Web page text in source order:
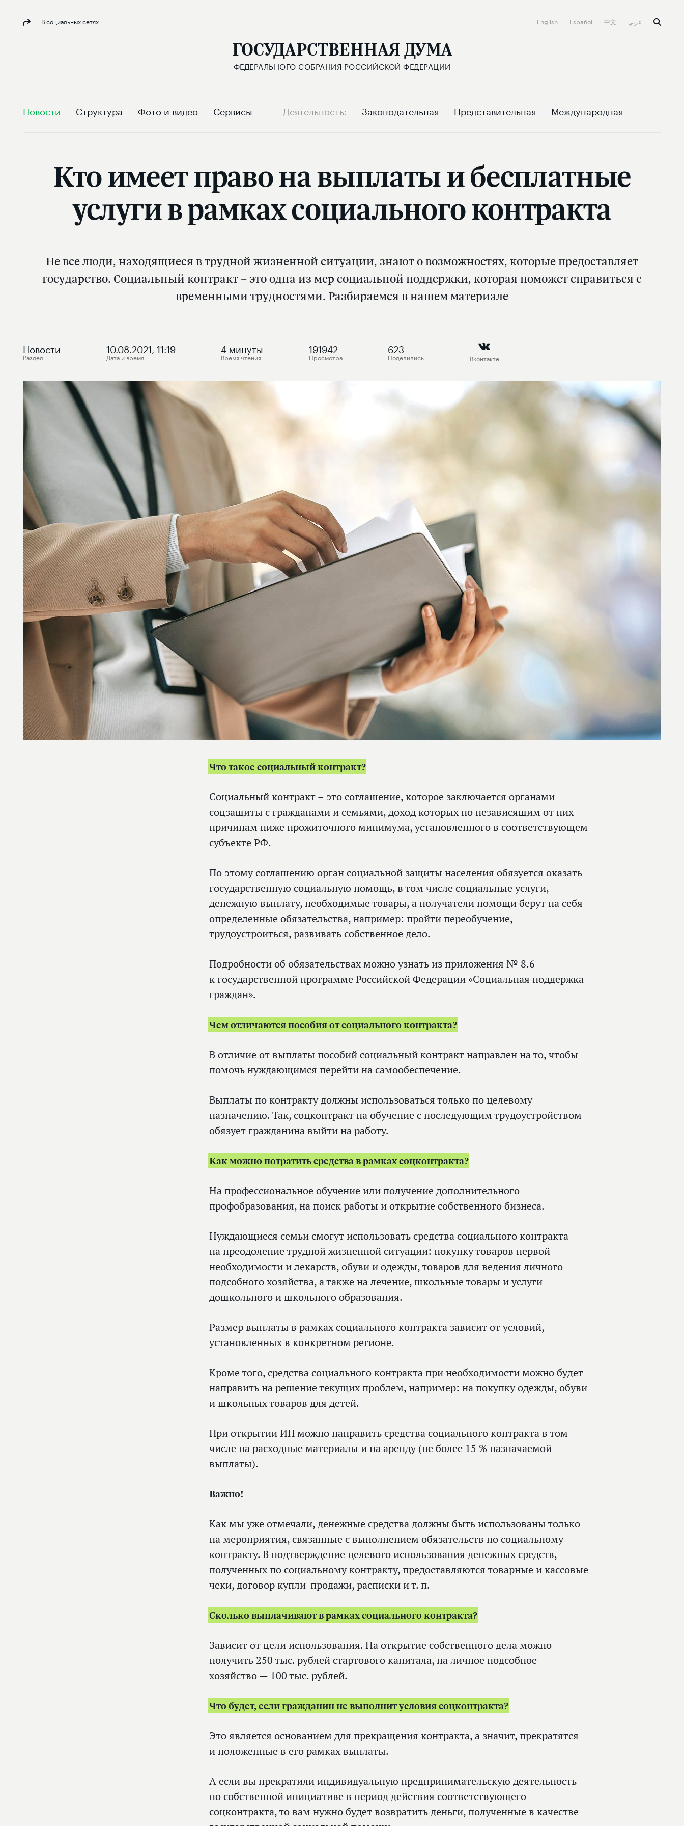
В социальных сетях English Español 中文
ГОСУДАРСТВЕННАЯ ДУМА
ФЕДЕРАЛЬНОГО СОБРАНИЯ РОССИЙСКОЙ ФЕДЕРАЦИИ
Новости Структура Фото и видео Сервисы Деятельность Законодательная Представительная Международная
Кто имеет право на выплаты и бесплатные
услуги в рамках социального контракта
Не все люди, находящиеся в трудной жизненной ситуации, знают о возможностях, которые предоставляет
государство. Социальный контракт – это одна из мер социальной поддержки, которая поможет справиться с
временными трудностями. Разбираемся в нашем материале
Новости
Раздел
10.08.2021, 11:19
Дата и время
4 минуты
Время чтения
191942
Просмотра
623
Поделились Вконтакте
Что такое социальный контракт?
Социальный контракт – это соглашение, которое заключается органами
соцзащиты с гражданами и семьями, доход которых по независящим от них
причинам ниже прожиточного минимума, установленного в соответствующем
субъекте РФ.
По этому соглашению орган социальной защиты населения обязуется оказать
государственную социальную помощь, в том числе социальные услуги,
денежную выплату, необходимые товары, а получатели помощи берут на себя
определенные обязательства, например: пройти переобучение,
трудоустроиться, развивать собственное дело.
Подробности об обязательствах можно узнать из приложения № 8.6
к государственной программе Российской Федерации «Социальная поддержка
граждан».
Чем отличаются пособия от социального контракта?
В отличие от выплаты пособий социальный контракт направлен на то, чтобы
помочь нуждающимся перейти на самообеспечение.
Выплаты по контракту должны использоваться только по целевому
назначению. Так, соцконтракт на обучение с последующим трудоустройством
обязует гражданина выйти на работу.
Как можно потратить средства в рамках соцконтракта?
На профессиональное обучение или получение дополнительного
профобразования, на поиск работы и открытие собственного бизнеса.
Нуждающиеся семьи смогут использовать средства социального контракта
на преодоление трудной жизненной ситуации: покупку товаров первой
необходимости и лекарств, обуви и одежды, товаров для ведения личного
подсобного хозяйства, а также на лечение, школьные товары и услуги
дошкольного и школьного образования.
Размер выплаты в рамках социального контракта зависит от условий,
установленных в конкретном регионе.
Кроме того, средства социального контракта при необходимости можно будет
направить на решение текущих проблем, например: на покупку одежды, обуви
и школьных товаров для детей.
При открытии ИП можно направить средства социального контракта в том
числе на расходные материалы и на аренду (не более 15 % назначаемой
выплаты).
Важно!
Как мы уже отмечали, денежные средства должны быть использованы только
на мероприятия, связанные с выполнением обязательств по социальному
контракту. В подтверждение целевого использования денежных средств,
полученных по социальному контракту, предоставляются товарные и кассовые
чеки, договор купли-продажи, расписки и т. п.
Сколько выплачивают в рамках социального контракта?
Зависит от цели использования. На открытие собственного дела можно
получить 250 тыс. рублей стартового капитала, на личное подсобное
хозяйство — 100 тыс. рублей.
Что будет, если гражданин не выполнит условия соцконтракта?
Это является основанием для прекращения контракта, а значит, прекратятся
и положенные в его рамках выплаты.
А если вы прекратили индивидуальную предпринимательскую деятельность
по собственной инициативе в период действия соответствующего
соцконтракта, то вам нужно будет возвратить деньги, полученные в качестве